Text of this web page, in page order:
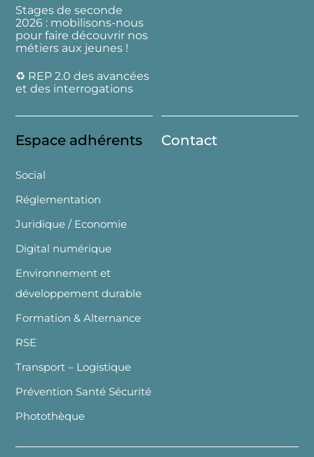
Stages de seconde
2026 : mobilisons-nous
pour faire découvrir nos
métiers aux jeunes !
♻️ REP 2.0 des avancées
et des interrogations
Espace adhérents
Social
Réglementation
Juridique / Economie
Digital numérique
Environnement et
développement durable
Formation & Alternance
RSE
Transport – Logistique
Prévention Santé Sécurité
Photothèque
Contact